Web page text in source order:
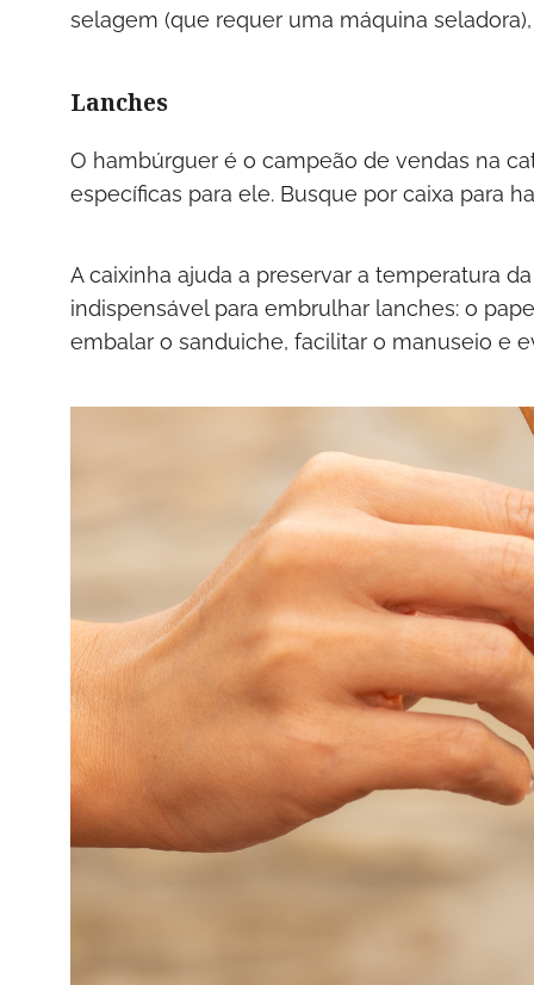
selagem (que requer uma máquina
Lanches
O hambúrguer é o campeão de vendas na
específicas para ele. Busque por caixa para
A caixinha ajuda a preservar a temperatura
indispensável para embrulhar lanches: o
embalar o sanduiche, facilitar o manuseio e